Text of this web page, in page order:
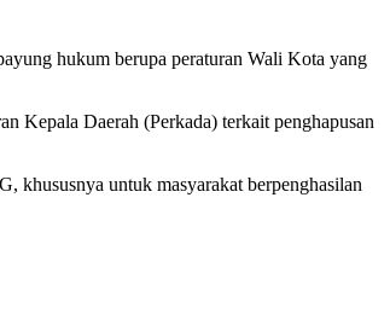
hukum berupa peraturan Wali Kota yang
Kepala Daerah (Perkada) terkait penghapusan
khususnya untuk masyarakat berpenghasilan